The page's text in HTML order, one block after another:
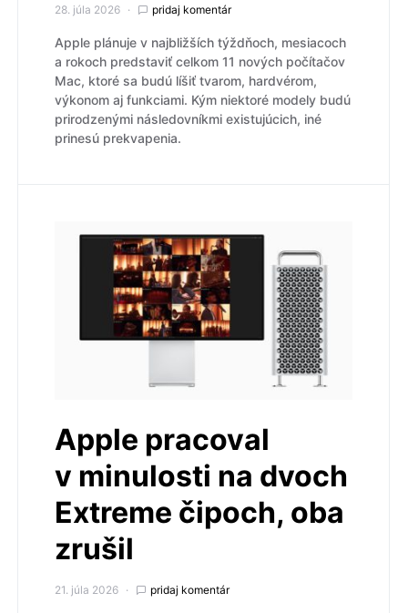
28. júla 2026 pridaj komentár
Apple plánuje v najbližších týždňoch, mesiacoch
a rokoch predstaviť celkom 11 nových počítačov
Mac, ktoré sa budú líšiť tvarom, hardvérom,
výkonom aj funkciami. Kým niektoré modely budú
prirodzenými následovníkmi existujúcich, iné
prinesú prekvapenia.
Apple pracoval
v minulosti na dvoch
Extreme čipoch, oba
zrušil
21. júla 2026 pridaj komentár